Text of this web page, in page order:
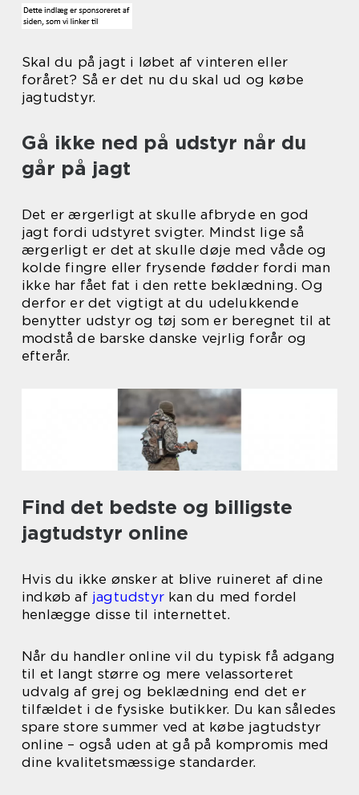
Skal du på jagt i løbet af vinteren eller
foråret? Så er det nu du skal ud og købe
jagtudstyr.
Gå ikke ned på udstyr når du
går på jagt
Det er ærgerligt at skulle afbryde en god
jagt fordi udstyret svigter. Mindst lige så
ærgerligt er det at skulle døje med våde og
kolde fingre eller frysende fødder fordi man
ikke har fået fat i den rette beklædning. Og
derfor er det vigtigt at du udelukkende
benytter udstyr og tøj som er beregnet til at
modstå de barske danske vejrlig forår og
efterår.
Find det bedste og billigste
jagtudstyr online
Hvis du ikke ønsker at blive ruineret af dine
indkøb af jagtudstyr kan du med fordel
henlægge disse til internettet.
Når du handler online vil du typisk få adgang
til et langt større og mere velassorteret
udvalg af grej og beklædning end det er
tilfældet i de fysiske butikker. Du kan således
spare store summer ved at købe jagtudstyr
online – også uden at gå på kompromis med
dine kvalitetsmæssige standarder.